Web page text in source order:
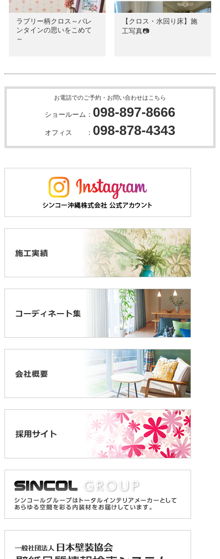
ラブリー柄クロス～バレ
ンタインの思いをこめて
～
【クロス・水回り床】施
工写真📷
お電話でのご予約・お問い合わせはこちら
ショールーム： 098-897-8666
オフィス ： 098-878-4343